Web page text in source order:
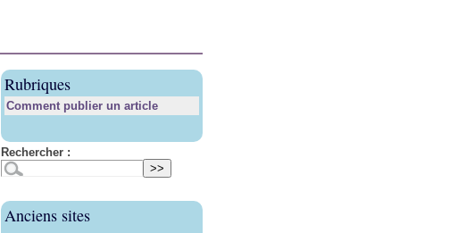
Rubriques
Comment publier un article
Rechercher :
Anciens sites